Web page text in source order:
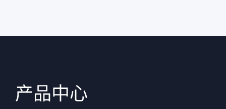
产品中心